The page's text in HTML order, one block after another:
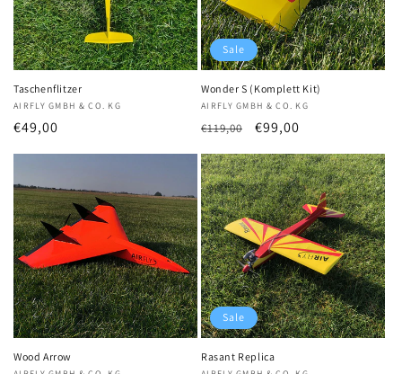
Taschenflitzer
Anbieter:
AIRFLY GMBH & CO. KG
Normaler
€49,00
Sale
Wonder S (Komplett Kit)
Anbieter:
AIRFLY GMBH & CO. KG
Normaler
€119,00 Verkaufspreis
€99,00
Wood Arrow
Sale
Rasant Replica